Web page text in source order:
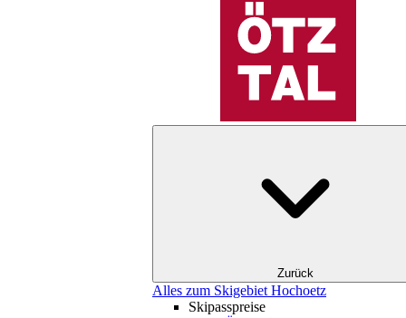
Zurück
Alles zum Skigebiet Hochoetz
Skipasspreise